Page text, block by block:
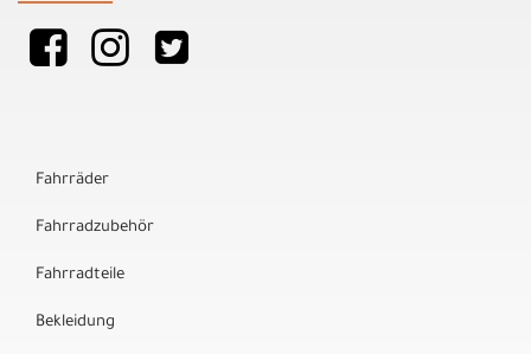
Fahrräder
Fahrradzubehör
Fahrradteile
Bekleidung